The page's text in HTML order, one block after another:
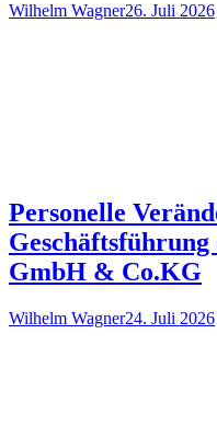
Wilhelm Wagner26. Juli 2026
Personelle
GmbH & Co.KG
Wilhelm Wagner24. Juli 2026